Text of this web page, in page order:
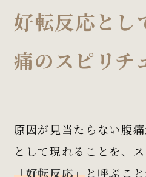
好転反応とし
痛のスピリチ
原因が見当たらない腹痛
として現れることを、
「好転反応」と呼ぶこ